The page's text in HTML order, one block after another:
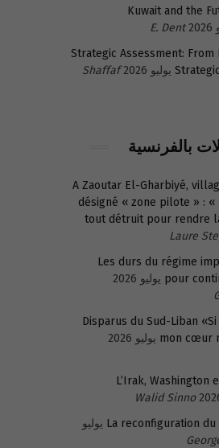
Kuwait and the
E. Dent
Strategic Assessment: From
Shaffaf
بالفرنسية
A Zaoutar El-Gharbiyé,
désigné « zone pilote » :
tout détruit pour rendre
Laure
Les durs du régime
pour
Disparus du Sud-Liban
mon cœur
L’Irak,
Walid Sinno
La reconfiguration 12 يوليو